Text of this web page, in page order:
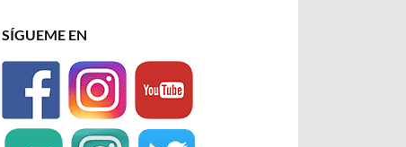
SÍGUEME EN